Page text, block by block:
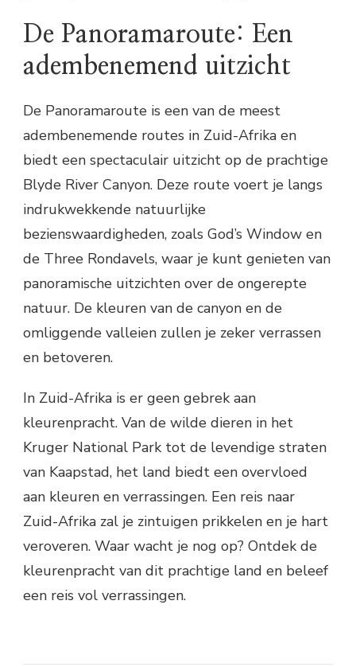
De Panoramaroute: Een
adembenemend uitzicht
De Panoramaroute is een van de meest
adembenemende routes in Zuid-Afrika en
biedt een spectaculair uitzicht op de prachtige
Blyde River Canyon. Deze route voert je langs
indrukwekkende natuurlijke
bezienswaardigheden, zoals God’s Window en
de Three Rondavels, waar je kunt genieten van
panoramische uitzichten over de ongerepte
natuur. De kleuren van de canyon en de
omliggende valleien zullen je zeker verrassen
en betoveren.
In Zuid-Afrika is er geen gebrek aan
kleurenpracht. Van de wilde dieren in het
Kruger National Park tot de levendige straten
van Kaapstad, het land biedt een overvloed
aan kleuren en verrassingen. Een reis naar
Zuid-Afrika zal je zintuigen prikkelen en je hart
veroveren. Waar wacht je nog op? Ontdek de
kleurenpracht van dit prachtige land en beleef
een reis vol verrassingen.